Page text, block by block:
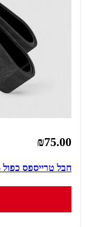
₪75.00
חבל טרייספס כפול -